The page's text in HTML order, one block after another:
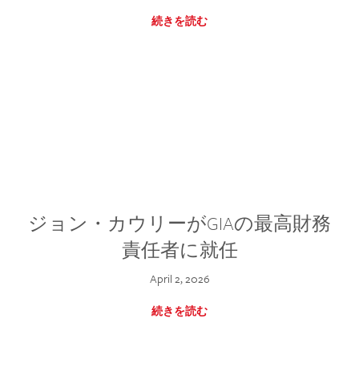
続きを読む
ジョン・カウリーがGIAの最高財務
責任者に就任
April 2, 2026
続きを読む